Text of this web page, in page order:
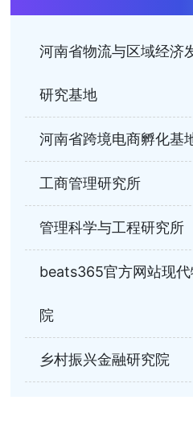
河南省物流与区域经济
研究基地
河南省跨境电商孵化基
工商管理研究所
管理科学与工程研究所
beats365官方网站现代
院
乡村振兴金融研究院